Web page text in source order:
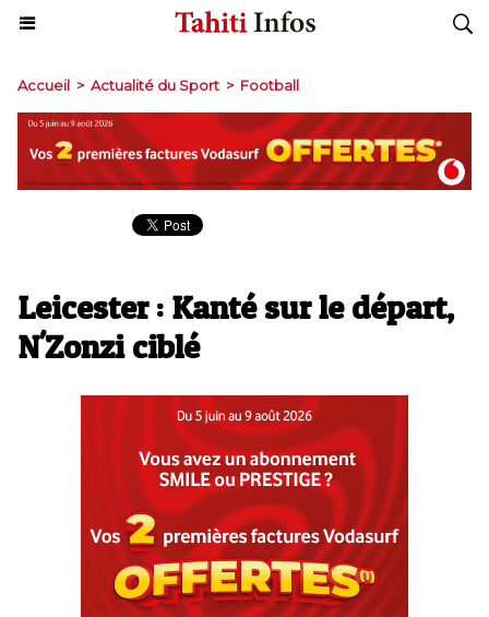
Accueil > Actualité du Sport > Football
Leicester : Kanté sur le départ,
N'Zonzi ciblé